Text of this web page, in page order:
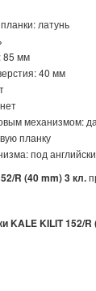
латунь
85 мм
40 мм
механизмом: да
планку
под
R (40 mm) 3 кл.
KALE KILIT 152/